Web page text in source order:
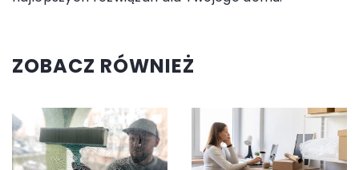
ZOBACZ RÓWNIEŻ